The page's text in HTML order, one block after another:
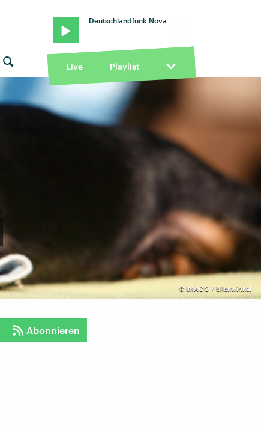
Deutschlandfunk Nova
Live Playlist
© IMAGO / blickwinkel
Abonnieren